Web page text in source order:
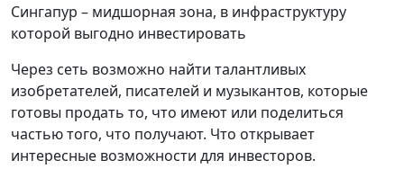
Сингапур – мидшорная зона, в инфраструктуру
которой выгодно инвестировать
Через сеть возможно найти талантливых
изобретателей, писателей и музыкантов, которые
готовы продать то, что имеют или поделиться
частью того, что получают. Что открывает
интересные возможности для инвесторов.